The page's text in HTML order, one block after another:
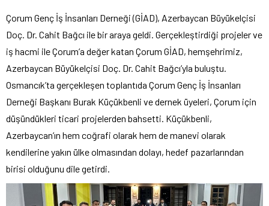
Çorum Genç İş İnsanları Derneği (GİAD), Azerbaycan Büyükelçisi
Doç. Dr. Cahit Bağcı ile bir araya geldi. Gerçekleştirdiği projeler ve
iş hacmi ile Çorum’a değer katan Çorum GİAD, hemşehrimiz,
Azerbaycan Büyükelçisi Doç. Dr. Cahit Bağcı’yla buluştu.
Osmancık’ta gerçekleşen toplantıda Çorum Genç İş İnsanları
Derneği Başkanı Burak Küçükbenli ve dernek üyeleri, Çorum için
düşündükleri ticari projelerden bahsetti. Küçükbenli,
Azerbaycan’ın hem coğrafi olarak hem de manevi olarak
kendilerine yakın ülke olmasından dolayı, hedef pazarlarından
birisi olduğunu dile getirdi.